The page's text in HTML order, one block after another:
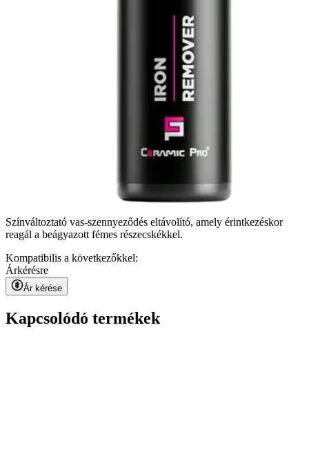
Színváltoztató vas-szennyeződés eltávolító, amely érintkezéskor
reagál a beágyazott fémes részecskékkel.
Kompatibilis a következőkkel:
Árkérésre
Ár kérése
Kapcsolódó termékek